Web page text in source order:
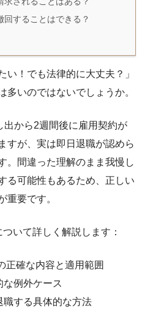
回することはできる？
い！でも法律的に大丈夫？」
多いのではないでしょうか。
出から2週間後に雇用契約が
すが、実は即日退職が認めら
。間違った理解のまま我慢し
る可能性もあるため、正しい
重要です。
いて詳しく解説します：
正確な内容と適用範囲
な例外ケース
職する具体的な方法